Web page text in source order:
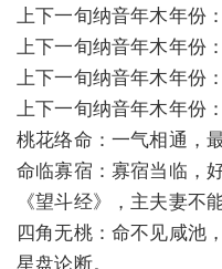
上下一旬纳音年木年份
上下一旬纳音年木年份
上下一旬纳音年木年份
上下一旬纳音年木年份
桃花络命：一气相通，
命临寡宿：寡宿当临，
《望斗经》，主夫妻不
四角无桃：命不见咸池
星盘论断。